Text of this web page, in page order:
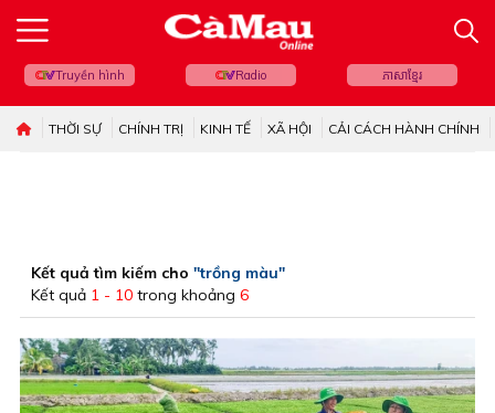
Truyền hình Radio ភាសាខ្មែរ
THỜI SỰ CHÍNH TRỊ KINH TẾ XÃ HỘI CẢI CÁCH HÀNH CHÍNH
Kết quả tìm kiếm cho "trồng màu"
Kết quả 1 - 10 trong khoảng 6